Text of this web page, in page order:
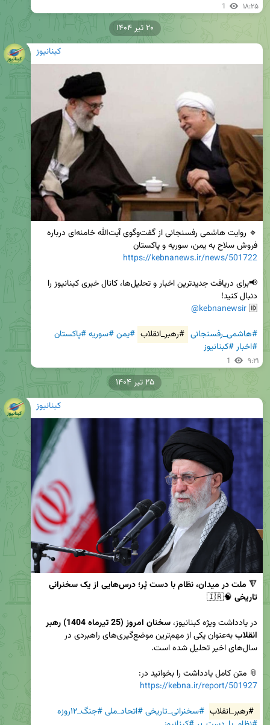
1 ۱۸:۲۵
کبنانیوز
فروش سلاح به یمن، سوریه و پاکستان
https://kebnanews.ir/news/501722
🆔
@kebnanewsir
#هاشمی_رفسنجانی #رهبر_انقلاب #یمن#سوریه#پاکستان
#اخبار#کبنانیوز
1 ۹:۲۱
۲۰ تیر ۱۴۰۴
کبنانیوز
🔻
تاریخی
در یادداشت ویژه کبنانیوز،
سخنان امروز (25 تیرماه 1404) رهبر
انقلاب
📎 متن کامل یادداشت را بخوانید در:
https://kebna.ir/report/501927
#رهبر_انقلاب #سخنرانی_تاریخی#اتحاد_ملی#جنگ_۱۲روزه
۲۵ تیر ۱۴۰۴